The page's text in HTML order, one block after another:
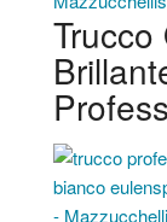
Trucco